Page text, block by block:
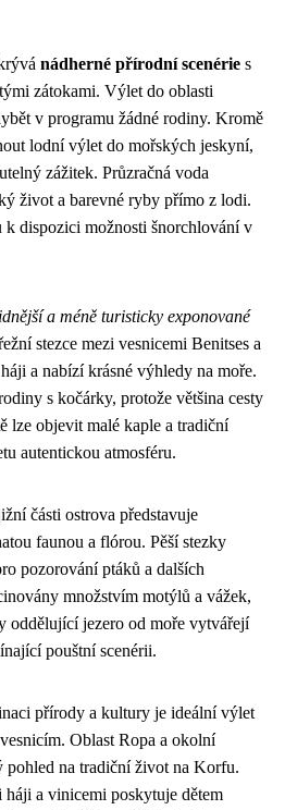
nádherné přírodní scenérie s
zátokami. Výlet do oblasti
v programu žádné rodiny. Kromě
lodní výlet do mořských jeskyní,
zážitek. Průzračná voda
život a barevné ryby přímo z lodi.
k dispozici možnosti šnorchlování v
a méně turisticky exponované
stezce mezi vesnicemi Benitses a
a nabízí krásné výhledy na moře.
s kočárky, protože většina cesty
lze objevit malé kaple a tradiční
autentickou atmosféru.
části ostrova představuje
faunou a flórou. Pěší stezky
pozorování ptáků a dalších
množstvím motýlů a vážek,
oddělující jezero od moře vytvářejí
pouštní scenérii.
přírody a kultury je ideální výlet
Oblast Ropa a okolní
pohled na tradiční život na Korfu.
a vinicemi poskytuje dětem